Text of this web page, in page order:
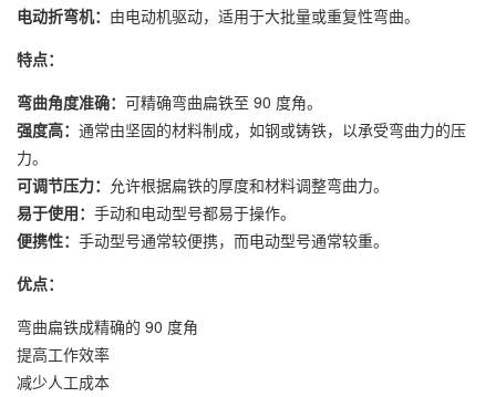
电动折弯机： 由电动机驱动，适用于大批量或重复性弯曲。
特点：
弯曲角度准确： 可精确弯曲扁铁至 90 度角。
强度高： 通常由坚固的材料制成，如钢或铸铁，以承受弯曲力的压
力。
可调节压力： 允许根据扁铁的厚度和材料调整弯曲力。
易于使用： 手动和电动型号都易于操作。
便携性： 手动型号通常较便携，而电动型号通常较重。
优点：
弯曲扁铁成精确的 90 度角
提高工作效率
减少人工成本